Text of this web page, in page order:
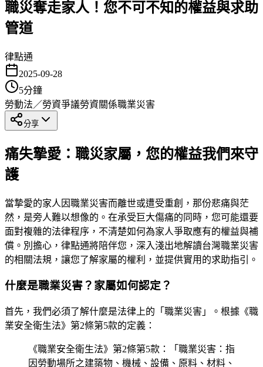
職災奪走家人！您不可不知的權益與求助
管道
律點通
2025-09-28
5分鐘
勞動法／勞資爭議勞資關係職業災害
分享
痛失摯愛：職災家屬，您的權益我們來守
護
當摯愛的家人因職業災害而離世或遭受重創，那份悲痛與茫
然，是旁人難以想像的。在承受巨大傷痛的同時，您可能還要
面對複雜的法律程序，不清楚如何為家人爭取應有的權益與補
償。別擔心，律點通將陪伴您，深入淺出地解讀台灣職業災害
的相關法規，讓您了解家屬的權利，並提供實用的求助指引。
什麼是職業災害？家屬如何認定？
首先，我們必須了解什麼是法律上的「職業災害」。根據《職
業安全衛生法》第2條第5款的定義：
《職業安全衛生法》第2條第5款：「職業災害：指
因勞動場所之建築物、機械、設備、原料、材料、